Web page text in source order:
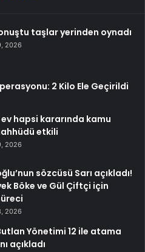
taşlar yerinden oynadı
2026
2 Kilo Ele Geçirildi
ev hapsi kararında kamu
etkili
2026
sözcüsü Sarı açıkladı!
Böke ve Gül Çiftçi için
2026
Yönetimi 12 ile atama
açıkladı